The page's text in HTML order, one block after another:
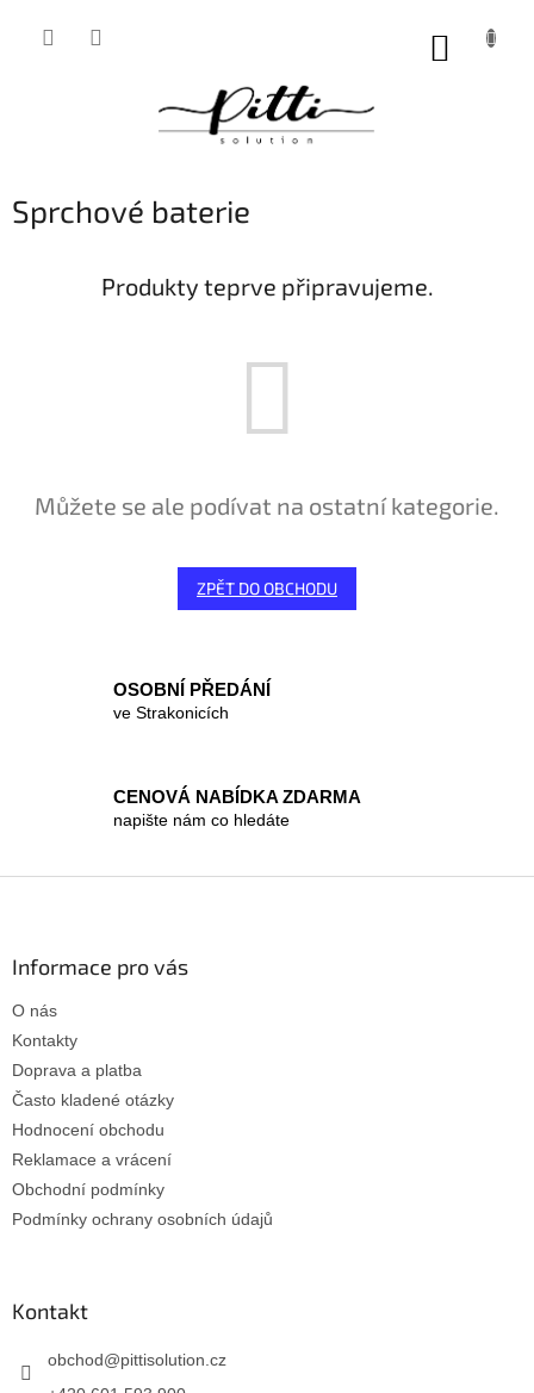
Sprchové baterie
Produkty teprve připravujeme.
Můžete se ale podívat na ostatní kategorie.
ZPĚT DO OBCHODU
OSOBNÍ PŘEDÁNÍ
ve Strakonicích
CENOVÁ NABÍDKA ZDARMA
napište nám co hledáte
Informace pro vás
O nás
Kontakty
Doprava a platba
Často kladené otázky
Hodnocení obchodu
Reklamace a vrácení
Obchodní podmínky
Podmínky ochrany osobních údajů
Kontakt
obchod@pittisolution.cz